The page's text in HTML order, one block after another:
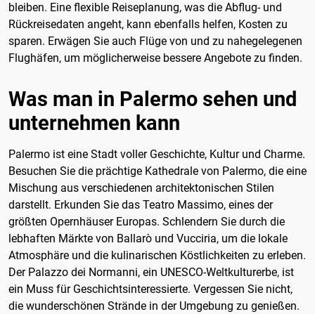
bleiben. Eine flexible Reiseplanung, was die Abflug- und
Rückreisedaten angeht, kann ebenfalls helfen, Kosten zu
sparen. Erwägen Sie auch Flüge von und zu nahegelegenen
Flughäfen, um möglicherweise bessere Angebote zu finden.
Was man in Palermo sehen und
unternehmen kann
Palermo ist eine Stadt voller Geschichte, Kultur und Charme.
Besuchen Sie die prächtige Kathedrale von Palermo, die eine
Mischung aus verschiedenen architektonischen Stilen
darstellt. Erkunden Sie das Teatro Massimo, eines der
größten Opernhäuser Europas. Schlendern Sie durch die
lebhaften Märkte von Ballarò und Vucciria, um die lokale
Atmosphäre und die kulinarischen Köstlichkeiten zu erleben.
Der Palazzo dei Normanni, ein UNESCO-Weltkulturerbe, ist
ein Muss für Geschichtsinteressierte. Vergessen Sie nicht,
die wunderschönen Strände in der Umgebung zu genießen.